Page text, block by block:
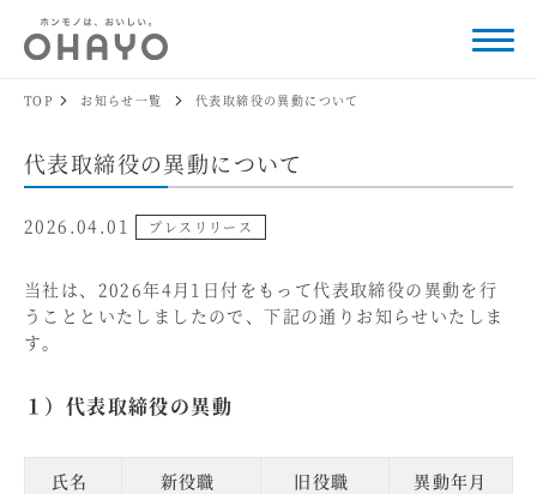
TOP お知らせ一覧 代表取締役の異動について
代表取締役の異動について
2026.04.01 プレスリリース
当社は、2026年4月1日付をもって代表取締役の異動を行
うことといたしましたので、下記の通りお知らせいたしま
す。
１）代表取締役の異動
氏名 新役職 旧役職
異動年月